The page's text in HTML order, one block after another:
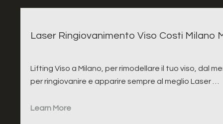
Laser Ringiovanimento Viso Costi Milano
Lifting Viso a Milano, per rimodellare il tuo viso, dal
per ringiovanire e apparire sempre al meglio Laser …
Learn More